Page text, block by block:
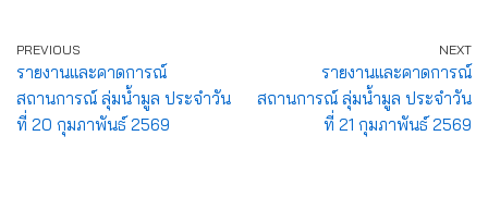
PREVIOUS
รายงานและคาดการณ์
สถานการณ์ ลุ่มน้ำมูล ประจำวัน
ที่ 20 กุมภาพันธ์ 2569
NEXT
รายงานและคาดการณ์
สถานการณ์ ลุ่มน้ำมูล ประจำวัน
ที่ 21 กุมภาพันธ์ 2569